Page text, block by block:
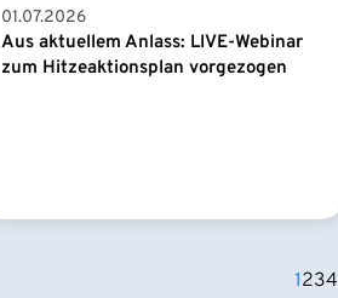
01.07.2026
Aus aktuellem Anlass: LIVE-Webinar
zum Hitzeaktionsplan vorgezogen
1234